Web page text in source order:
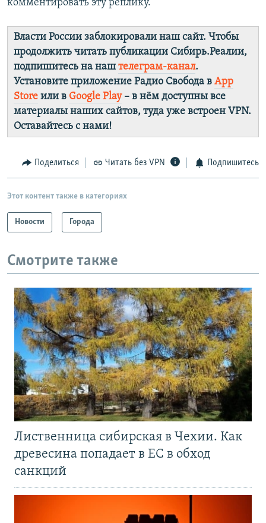
комментировать эту реплику.
Власти России заблокировали наш сайт. Чтобы
продолжить читать публикации Сибирь.Реалии,
подпишитесь на наш телеграм-канал.
Установите приложение Радио Свобода в App
Store или в Google Play– в нём доступны все
материалы наших сайтов, туда уже встроен VPN.
Оставайтесь с нами!
Поделиться Читать без VPN Подпишитесь
Этот контент также в категориях
Новости Города
Смотрите также
Лиственница сибирская в Чехии. Как
древесина попадает в ЕС в обход
санкций